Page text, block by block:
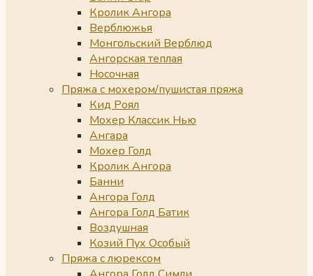
Кролик Ангора
Верблюжья
Монгольский Верблюд
Ангорская теплая
Носочная
Пряжа с мохером/пушистая пряжа
Кид Роял
Мохер Классик Нью
Ангара
Мохер Голд
Кролик Ангора
Банни
Ангора Голд
Ангора Голд Батик
Воздушная
Козий Пух Особый
Пряжа с люрексом